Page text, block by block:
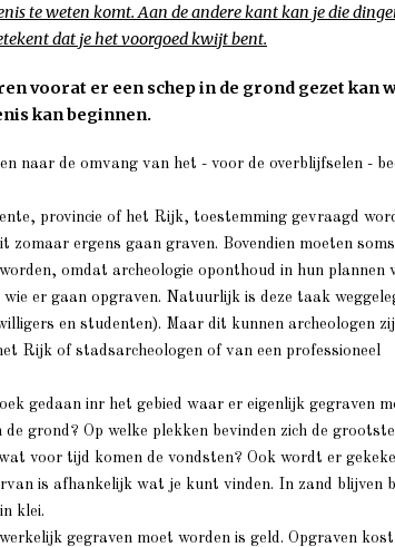
te weten komt. Aan de andere kant kan je die
dat je het voorgoed kwijt bent.
voorat er een schep in de grond gezet kan
kan beginnen.
naar de omvang van het - voor de overblijfselen -
provincie of het Rijk, toestemming gevraagd
zomaar ergens gaan graven. Bovendien moeten
omdat archeologie oponthoud in hun plannen
er gaan opgraven. Natuurlijk is deze taak
en studenten). Maar dit kunnen archeologen
Rijk of stadsarcheologen of van een professioneel
gedaan inr het gebied waar er eigenlijk gegraven
grond? Op welke plekken bevinden zich de grootste
voor tijd komen de vondsten? Ook wordt er
is afhankelijk wat je kunt vinden. In zand blijven
klei.
gegraven moet worden is geld. Opgraven kost